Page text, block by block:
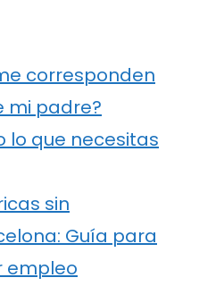
corresponden
mi padre?
lo que necesitas
sin
Guía para
empleo